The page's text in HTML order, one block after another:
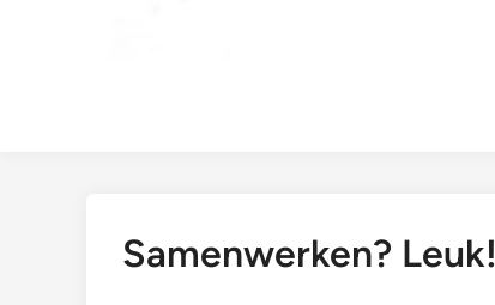
Samenwerken? Leuk!